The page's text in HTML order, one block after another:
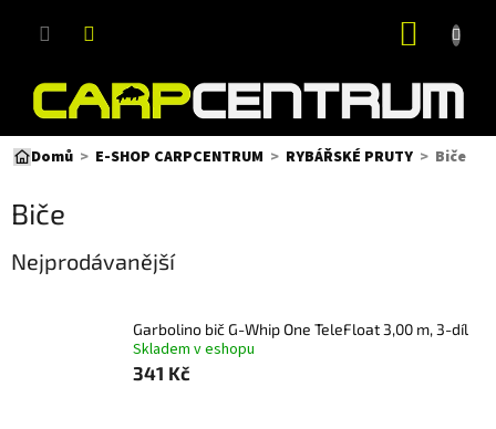
Domů E-SHOP CARPCENTRUM RYBÁŘSKÉ PRUTY Biče
Biče
Nejprodávanější
Garbolino bič G-Whip One TeleFloat 3,00 m, 3-díl
Skladem v eshopu
341 Kč